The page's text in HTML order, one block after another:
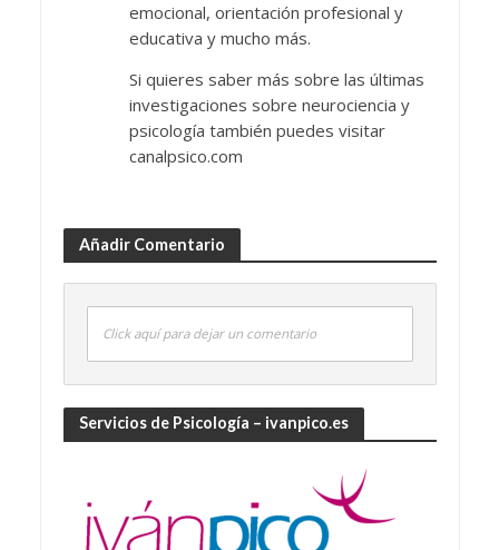
emocional, orientación profesional y
educativa y mucho más.
Si quieres saber más sobre las últimas
investigaciones sobre neurociencia y
psicología también puedes visitar
canalpsico.com
Añadir Comentario
Click aquí para dejar un comentario
Servicios de Psicología – ivanpico.es